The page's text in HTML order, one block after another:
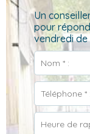
Un
pour
vendredi de